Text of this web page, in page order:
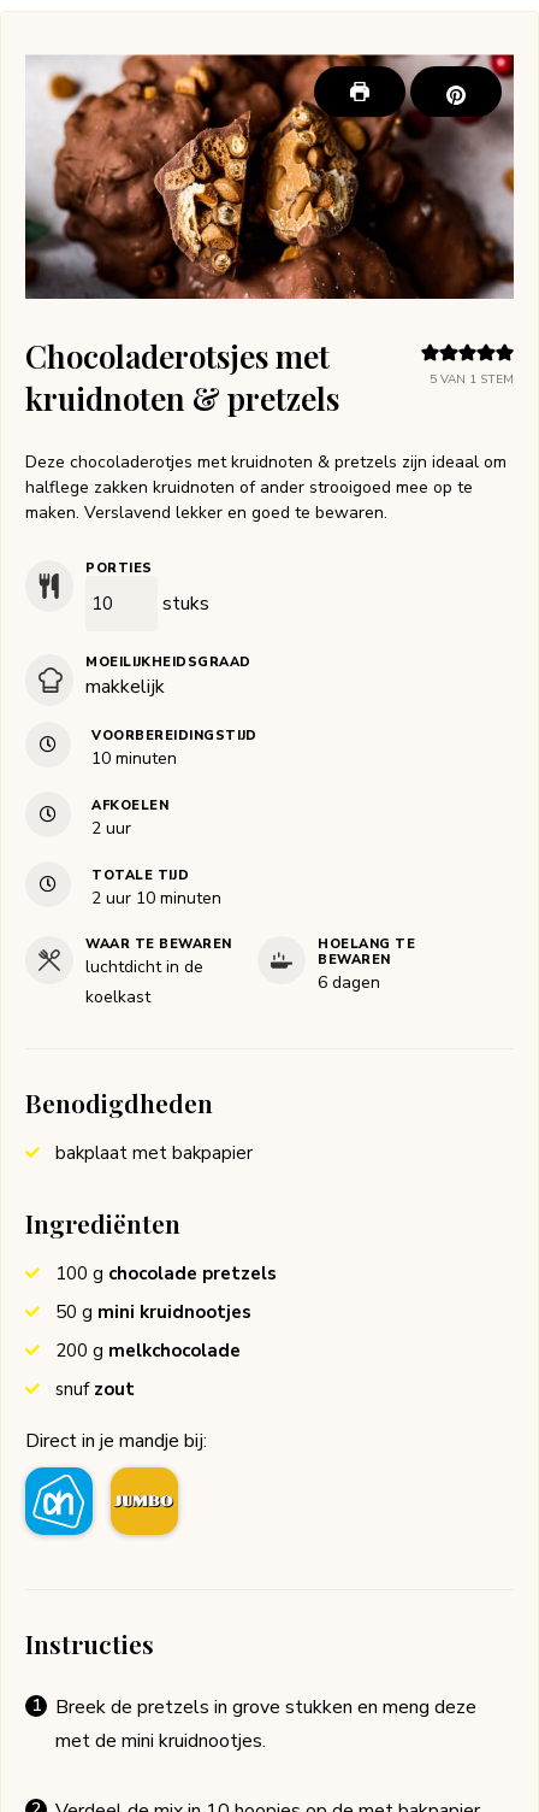
5 VAN 1 STEM
Chocoladerotsjes met
kruidnoten & pretzels
Deze chocoladerotjes met kruidnoten & pretzels zijn ideaal om
halflege zakken kruidnoten of ander strooigoed mee op te
maken. Verslavend lekker en goed te bewaren.
PORTIES
stuks
MOEILIJKHEIDSGRAAD
makkelijk
VOORBEREIDINGSTIJD
10minuten
minuten
AFKOELEN
2uur
uur
TOTALE TIJD
2uur
uur 10minuten
minuten
WAAR TE BEWAREN
luchtdicht in de
koelkast
HOELANG TE
BEWAREN
6 dagen
Benodigdheden
bakplaat met bakpapier
Ingrediënten
100 g chocolade pretzels
50 g mini kruidnootjes
200 g melkchocolade
snuf zout
Direct in je mandje bij:
Instructies
Breek de pretzels in grove stukken en meng deze
met de mini kruidnootjes.